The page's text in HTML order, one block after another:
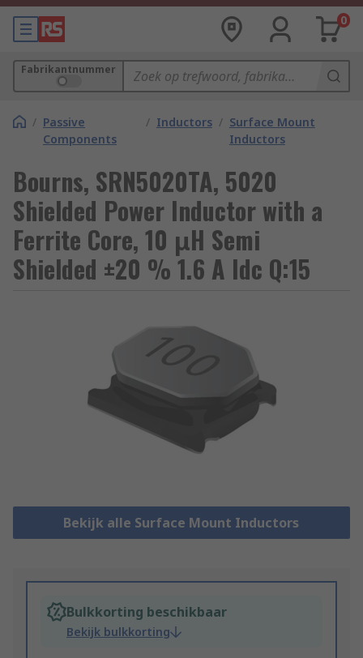
0
Fabrikantnummer
/ Passive
Components
/ Inductors / Surface Mount
Inductors
Bourns, SRN5020TA, 5020
Shielded Power Inductor with a
Ferrite Core, 10 μH Semi
Shielded ±20 % 1.6 A Idc Q:15
Bekijk alle Surface Mount Inductors
Bulkkorting beschikbaar
Bekijk bulkkorting